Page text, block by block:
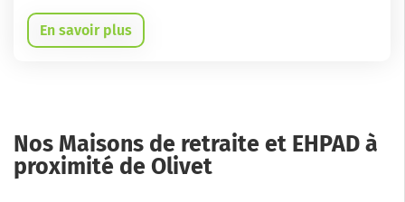
En savoir plus
Nos Maisons de retraite et EHPAD à
proximité de Olivet